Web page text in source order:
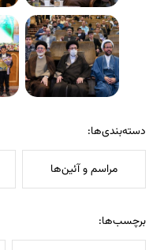
دسته‌بندی‌ها:
مراسم و آئین‌ها
برچسب‌ها: